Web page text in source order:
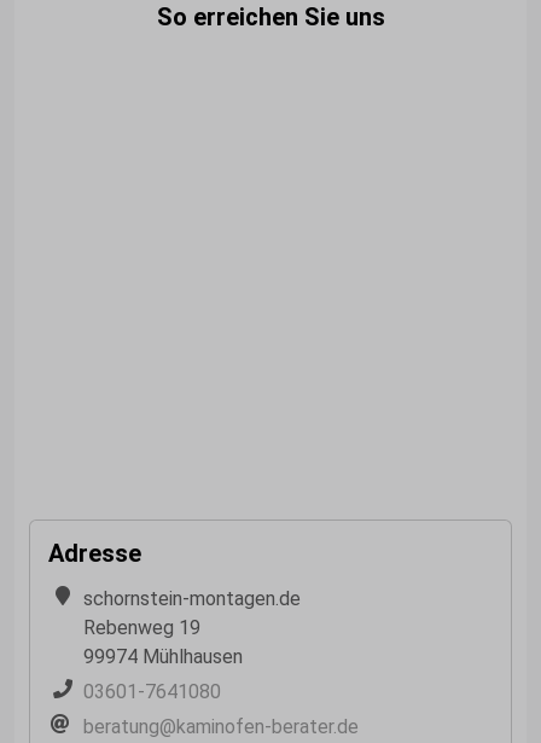
So erreichen Sie uns
Adresse
schornstein-montagen.de
Rebenweg 19
99974 Mühlhausen
03601-7641080
beratung@kaminofen-berater.de